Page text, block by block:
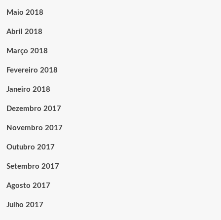
Maio 2018
Abril 2018
Março 2018
Fevereiro 2018
Janeiro 2018
Dezembro 2017
Novembro 2017
Outubro 2017
Setembro 2017
Agosto 2017
Julho 2017